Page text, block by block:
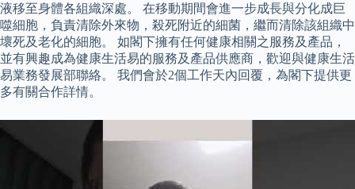
液移至身體各組織深處。 在移動期間會進一步成長與分化成巨
噬細胞，負責清除外來物，殺死附近的細菌，繼而清除該組織中
壞死及老化的細胞。 如閣下擁有任何健康相關之服務及產品，
並有興趣成為健康生活易的服務及產品供應商，歡迎與健康生活
易業務發展部聯絡。 我們會於2個工作天內回覆，為閣下提供更
多有關合作詳情。